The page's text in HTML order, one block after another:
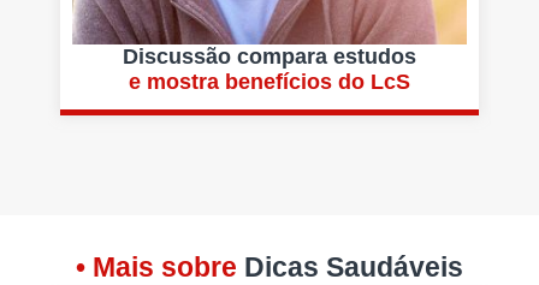
Discussão compara estudos
e mostra benefícios do LcS
• Mais sobre Dicas Saudáveis